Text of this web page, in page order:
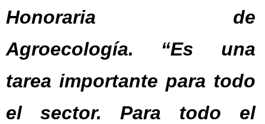
Honoraria de
Agroecología. “Es una
tarea importante para todo
el sector. Para todo el